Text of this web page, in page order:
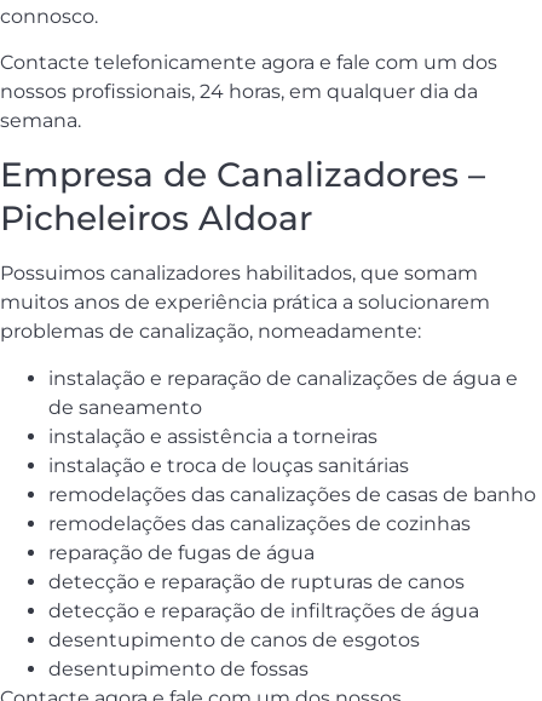
connosco.
Contacte telefonicamente agora e fale com um dos
nossos profissionais, 24 horas, em qualquer dia da
semana.
Empresa de Canalizadores –
Picheleiros Aldoar
Possuimos canalizadores habilitados, que somam
muitos anos de experiência prática a solucionarem
problemas de canalização, nomeadamente:
instalação e reparação de canalizações de água e
de saneamento
instalação e assistência a torneiras
instalação e troca de louças sanitárias
remodelações das canalizações de casas de banho
remodelações das canalizações de cozinhas
reparação de fugas de água
detecção e reparação de rupturas de canos
detecção e reparação de infiltrações de água
desentupimento de canos de esgotos
desentupimento de fossas